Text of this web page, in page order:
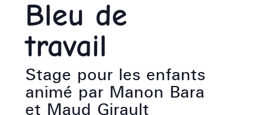
Bleu de
travail
Stage pour les enfants
animé par Manon Bara
et Maud Girault